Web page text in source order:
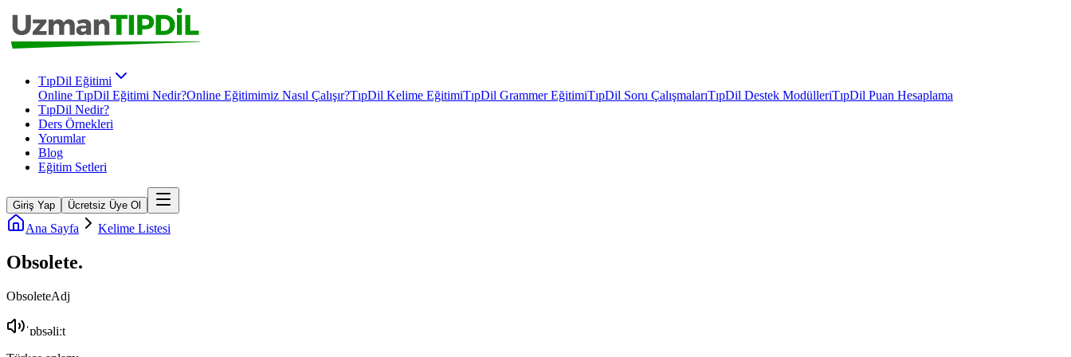
TıpDil Eğitimi
Online TıpDil Eğitimi Nedir?Online Eğitimimiz Nasıl Çalışır?TıpDil Kelime EğitimiTıpDil Grammer EğitimiTıpDil Soru ÇalışmalarıTıpDil Destek ModülleriTıpDil Puan Hesaplama
TıpDil Nedir?
Ders Örnekleri
Yorumlar
Blog
Eğitim Setleri
Giriş Yap Ücretsiz Üye Ol
Ana Sayfa Kelime Listesi
Obsolete.
ObsoleteAdj
ˈɒbsəliːt